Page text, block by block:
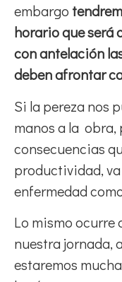
embargo
horario que será
con antelación
deben afrontar
Si la pereza nos
manos a la obra,
consecuencias
productividad, va
enfermedad
Lo mismo ocurre
nuestra jornada,
estaremos